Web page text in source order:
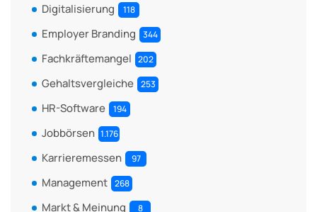
Digitalisierung 118
Employer Branding 344
Fachkräftemangel 202
Gehaltsvergleiche 253
HR-Software 194
Jobbörsen 1.176
Karrieremessen 97
Management 268
Markt & Meinung 8